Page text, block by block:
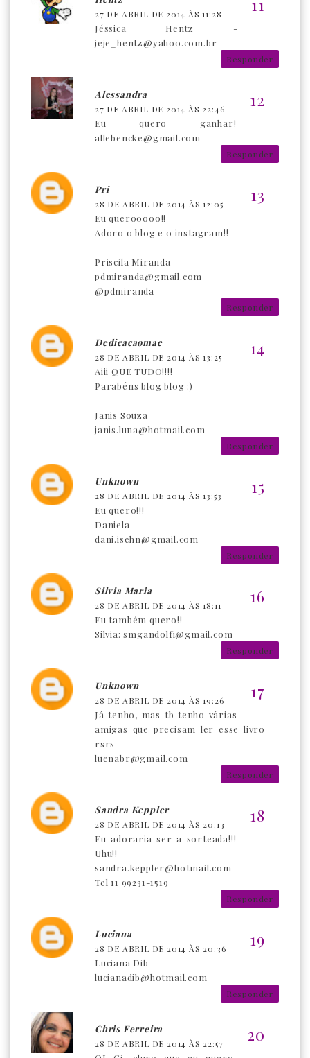
27 DE ABRIL DE 2014 ÀS 11:28
Jéssica Hentz -
jeje_hentz@yahoo.com.br
Responder
Alessandra
27 DE ABRIL DE 2014 ÀS 22:46
Eu quero ganhar!
allebencke@gmail.com
Responder
Pri
28 DE ABRIL DE 2014 ÀS 12:05
Eu querooooo!!
Adoro o blog e o instagram!!
Priscila Miranda
pdmiranda@gmail.com
@pdmiranda
Responder
Dedicacaomae
28 DE ABRIL DE 2014 ÀS 13:25
Aiii QUE TUDO!!!!
Parabéns blog blog :)
Janis Souza
janis.luna@hotmail.com
Responder
Unknown
28 DE ABRIL DE 2014 ÀS 13:53
Eu quero!!!
Daniela
dani.isehn@gmail.com
Responder
Silvia Maria
28 DE ABRIL DE 2014 ÀS 18:11
Eu também quero!!
Silvia: smgandolfi@gmail.com
Responder
Unknown
28 DE ABRIL DE 2014 ÀS 19:26
Já tenho, mas tb tenho várias
amigas que precisam ler esse livro
rsrs
luenabr@gmail.com
Responder
Sandra Keppler
28 DE ABRIL DE 2014 ÀS 20:13
Eu adoraria ser a sorteada!!!
Uhu!!
sandra.keppler@hotmail.com
Tel 11 99231-1519
Responder
Luciana
28 DE ABRIL DE 2014 ÀS 20:36
Luciana Dib
lucianadib@hotmail.com
Responder
Chris Ferreira
28 DE ABRIL DE 2014 ÀS 22:57